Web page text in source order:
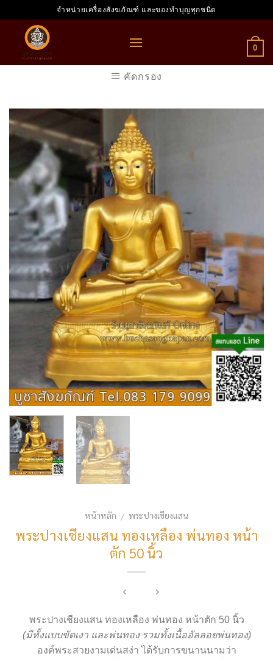
to
content
จำหน่ายเครื่องสังฆภัณฑ์ และของทำบุญทุกชนิด
0
คัดกรอง
หน้าหลัก / พระปางเชียงแสน
พระปางเชียงแสน ทองเหลือง พ่นทอง หน้า
ตัก 50 นิ้ว
พระปางเชียงแสน ทองเหลือง พ่นทอง หน้าตัก 50 นิ้ว
(มีทั้งแบบขัดเงา และพ่นทอง รวมทั้งเนื้ออัลลอยพ่นทอง)
องค์พระสวยงามเด่นสง่า ได้รับการขนานนามว่า